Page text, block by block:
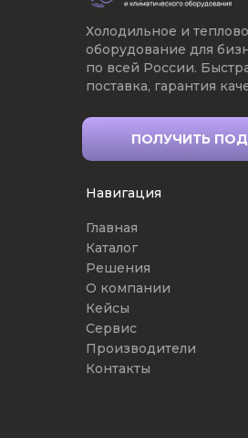
Холодильное и
оборудование для
по всей России.
поставка, гарантия
ПОЛУЧИТЬ
Главная
Каталог
Решения
О компании
Кейсы
Сервис
Производители
Контакты
Навигация